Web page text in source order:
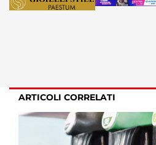
ARTICOLI CORRELATI